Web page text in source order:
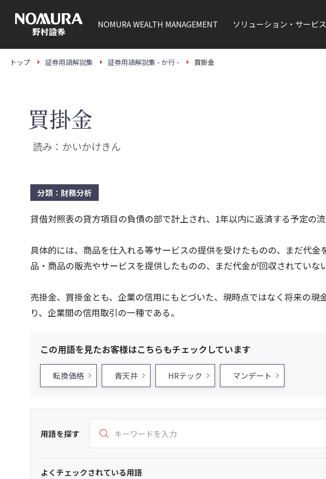
本
NOMURAWEALTH MANAGEMENT ソリューション・サービス
トップ 証券用語解説集 証券用語解説集 - か行 - 買掛金
買掛金
読み：かいかけきん
分類：財務分析
貸借対照表の貸方項目の負債の部で計上され、1年以内に返済する予定の流
具体的には、商品を仕入れる等サービスの提供を受けたものの、まだ代
品・商品の販売やサービスを提供したものの、まだ代金が回収されていな
売掛金、買掛金とも、企業の信用にもとづいた、現時点ではなく将来の現
り、企業間の信用取引の一種である。
この用語を見たお客様はこちらもチェックしています
転換価格 青天井 HRテック マンデート
用語を探す
よくチェックされている用語